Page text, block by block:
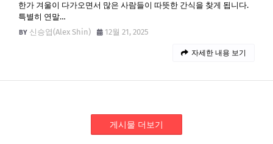
한가 겨울이 다가오면서 많은 사람들이 따뜻한 간식을 찾게 됩니다.
특별히 연말…
신승엽(Alex Shin)
12월 21, 2025
자세한 내용 보기
게시물 더보기